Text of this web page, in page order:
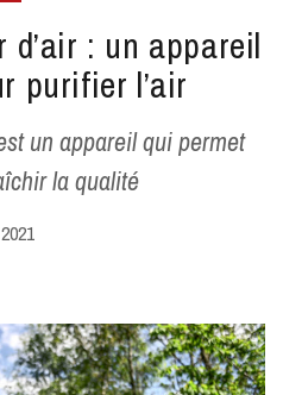
: un appareil
purifier l’air
un appareil qui permet
la qualité